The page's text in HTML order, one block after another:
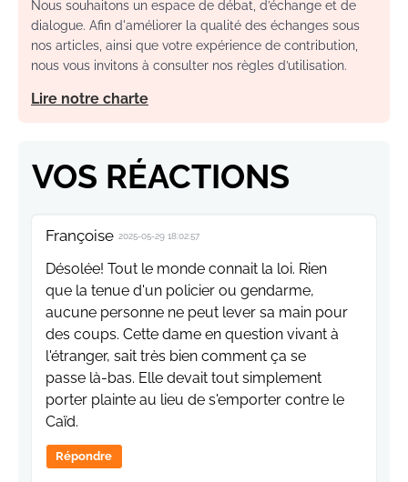
Nous souhaitons un espace de débat, d’échange et de
dialogue. Afin d'améliorer la qualité des échanges sous
nos articles, ainsi que votre expérience de contribution,
nous vous invitons à consulter nos règles d’utilisation.
Lire notre charte
VOS RÉACTIONS
Françoise 2025-05-29 18:02:57
Désolée! Tout le monde connait la loi. Rien
que la tenue d'un policier ou gendarme,
aucune personne ne peut lever sa main pour
des coups. Cette dame en question vivant à
l'étranger, sait très bien comment ça se
passe là-bas. Elle devait tout simplement
porter plainte au lieu de s'emporter contre le
Caïd.
Répondre